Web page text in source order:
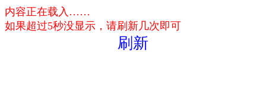
内容正在载入……
如果超过5秒没显示，请刷新几次即可
刷新